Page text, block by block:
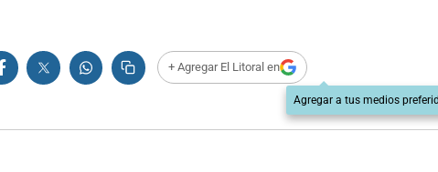
+ Agregar El Litoral en
Agregar a tus medios